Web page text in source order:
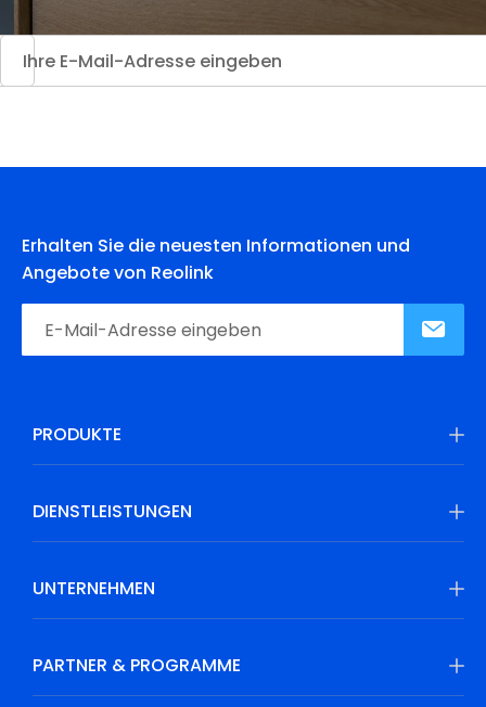
Erhalten Sie die neuesten Informationen und
Angebote von Reolink
PRODUKTE
DIENSTLEISTUNGEN
UNTERNEHMEN
PARTNER & PROGRAMME